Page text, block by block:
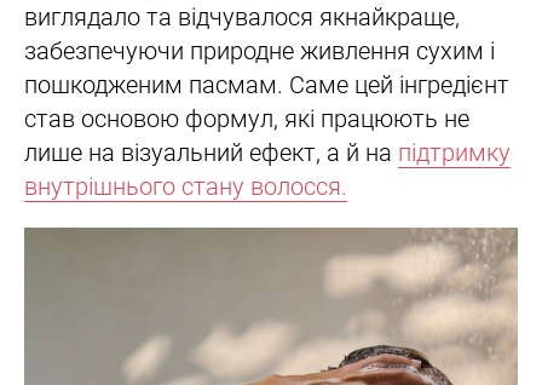
виглядало та відчувалося якнайкраще,
забезпечуючи природне живлення сухим і
пошкодженим пасмам. Саме цей інгредієнт
став основою формул, які працюють не
лише на візуальний ефект, а й на підтримку
внутрішнього стану волосся.